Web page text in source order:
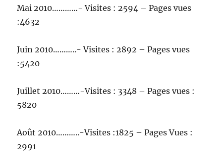
Mai 2010…………- Visites : 2594 – Pages vues
:4632
Juin 2010………..- Visites : 2892 – Pages vues
:5420
Juillet 2010………-Visites : 3348 – Pages vues :
5820
Août 2010………..-Visites :1825 – Pages Vues :
2991